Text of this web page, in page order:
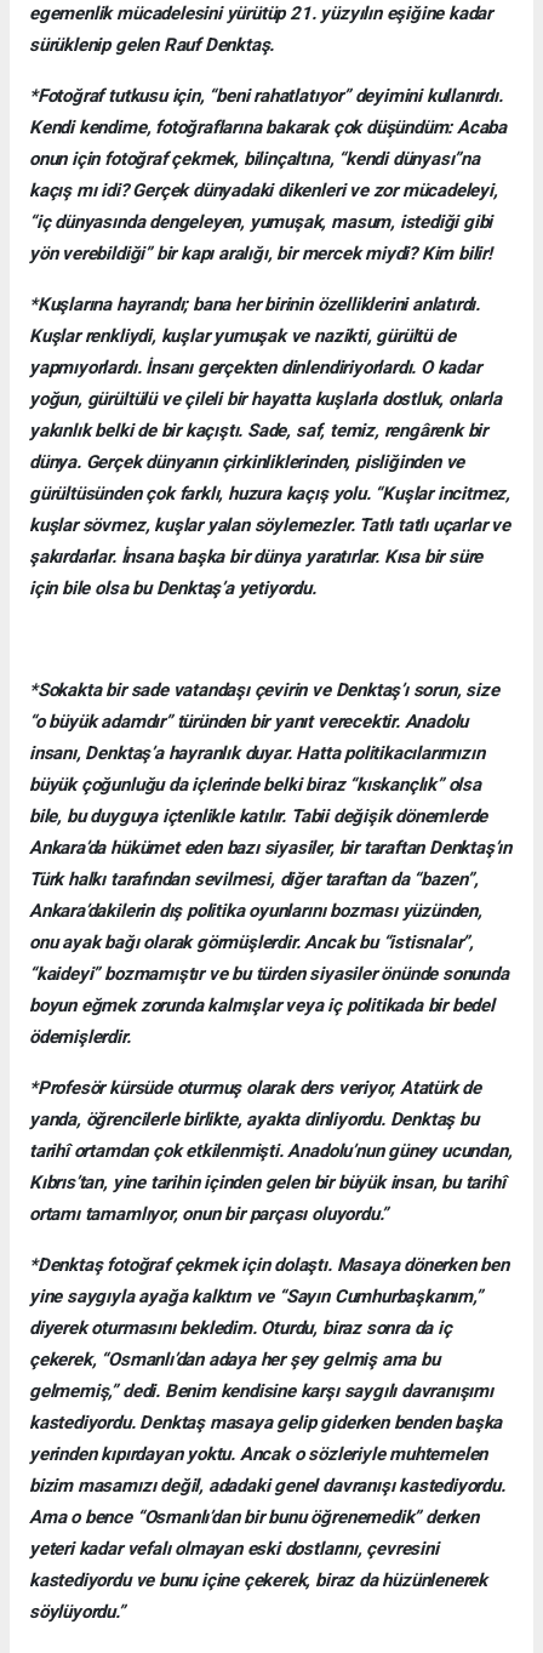
egemenlik mücadelesini yürütüp 21. yüzyılın eşiğine kadar
sürüklenip gelen Rauf Denktaş.
*Fotoğraf tutkusu için, “beni rahatlatıyor” deyimini kullanırdı.
Kendi kendime, fotoğraflarına bakarak çok düşündüm: Acaba
onun için fotoğraf çekmek, bilinçaltına, “kendi dünyası”na
kaçış mı idi? Gerçek dünyadaki dikenleri ve zor mücadeleyi,
“iç dünyasında dengeleyen, yumuşak, masum, istediği gibi
yön verebildiği” bir kapı aralığı, bir mercek miydi? Kim bilir!
*Kuşlarına hayrandı; bana her birinin özelliklerini anlatırdı.
Kuşlar renkliydi, kuşlar yumuşak ve nazikti, gürültü de
yapmıyorlardı. İnsanı gerçekten dinlendiriyorlardı. O kadar
yoğun, gürültülü ve çileli bir hayatta kuşlarla dostluk, onlarla
yakınlık belki de bir kaçıştı. Sade, saf, temiz, rengârenk bir
dünya. Gerçek dünyanın çirkinliklerinden, pisliğinden ve
gürültüsünden çok farklı, huzura kaçış yolu. “Kuşlar incitmez,
kuşlar sövmez, kuşlar yalan söylemezler. Tatlı tatlı uçarlar ve
şakırdarlar. İnsana başka bir dünya yaratırlar. Kısa bir süre
için bile olsa bu Denktaş’a yetiyordu.
*Sokakta bir sade vatandaşı çevirin ve Denktaş’ı sorun, size
“o büyük adamdır” türünden bir yanıt verecektir. Anadolu
insanı, Denktaş’a hayranlık duyar. Hatta politikacılarımızın
büyük çoğunluğu da içlerinde belki biraz “kıskançlık” olsa
bile, bu duyguya içtenlikle katılır. Tabii değişik dönemlerde
Ankara’da hükümet eden bazı siyasiler, bir taraftan Denktaş’ın
Türk halkı tarafından sevilmesi, diğer taraftan da “bazen”,
Ankara’dakilerin dış politika oyunlarını bozması yüzünden,
onu ayak bağı olarak görmüşlerdir. Ancak bu “istisnalar”,
“kaideyi” bozmamıştır ve bu türden siyasiler önünde sonunda
boyun eğmek zorunda kalmışlar veya iç politikada bir bedel
ödemişlerdir.
*Profesör kürsüde oturmuş olarak ders veriyor, Atatürk de
yanda, öğrencilerle birlikte, ayakta dinliyordu. Denktaş bu
tarihî ortamdan çok etkilenmişti. Anadolu’nun güney ucundan,
Kıbrıs’tan, yine tarihin içinden gelen bir büyük insan, bu tarihî
ortamı tamamlıyor, onun bir parçası oluyordu.”
*Denktaş fotoğraf çekmek için dolaştı. Masaya dönerken ben
yine saygıyla ayağa kalktım ve “Sayın Cumhurbaşkanım,”
diyerek oturmasını bekledim. Oturdu, biraz sonra da iç
çekerek, “Osmanlı’dan adaya her şey gelmiş ama bu
gelmemiş,” dedi. Benim kendisine karşı saygılı davranışımı
kastediyordu. Denktaş masaya gelip giderken benden başka
yerinden kıpırdayan yoktu. Ancak o sözleriyle muhtemelen
bizim masamızı değil, adadaki genel davranışı kastediyordu.
Ama o bence “Osmanlı’dan bir bunu öğrenemedik” derken
yeteri kadar vefalı olmayan eski dostlarını, çevresini
kastediyordu ve bunu içine çekerek, biraz da hüzünlenerek
söylüyordu.”